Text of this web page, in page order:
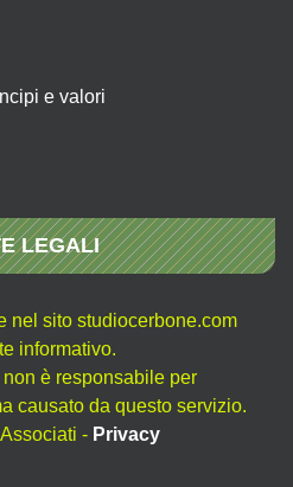
e valori
LEGALI
nel sito studiocerbone.com
informativo.
è responsabile per
causato da questo servizio.
- Privacy